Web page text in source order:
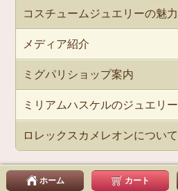
コスチュームジュエリーの魅力
メディア紹介
ミグパリショップ案内
ミリアムハスケルのジュエリー
ロレックスカメレオンについて
ホーム カート